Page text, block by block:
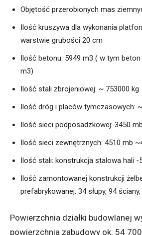
Objętość przerobionych mas
Ilość kruszywa dla wykonania
warstwie grubości 20 cm
Ilość betonu: 5949 m3 ( w tym
m3)
Ilość stali zbrojeniowej: ~ 753000 kg
Ilość dróg i placów tymczasowych:
Ilość sieci podposadzkowej: 3450
Ilość sieci zewnętrznych: 4510 mb
Ilość stali: konstrukcja stalowa hali -
Ilość zamontowanej konstrukcji
prefabrykowanej: 34 słupy, 94
Powierzchnia działki budowlanej
powierzchnia zabudowy ok. 54